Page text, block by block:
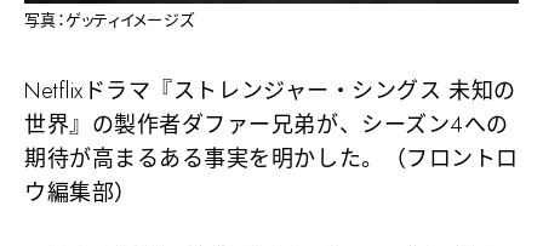
写真：ゲッティイメージズ
Netflixドラマ『ストレンジャー・シングス 未知の
世界』の製作者ダファー兄弟が、シーズン4への
期待が高まるある事実を明かした。（フロントロ
ウ編集部）